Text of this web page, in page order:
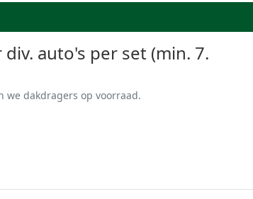
auto's per set (min. 7.
we dakdragers op voorraad.